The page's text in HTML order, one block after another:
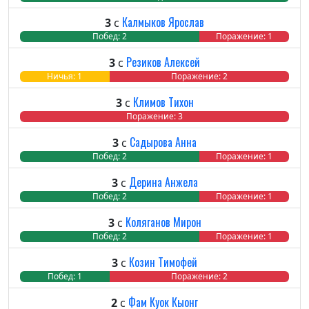
3 с Калмыков Ярослав
Побед: 2 Ничья: 0
Поражение: 1
3 с Резиков Алексей
Побед: 0Ничья: 1 Поражение: 2
3с Климов Тихон
Побед: 0
Ничья: 0 Поражение: 3
3 с Садырова Анна
Побед: 2 Ничья: 0
Поражение: 1
3с Дерина Анжела
Побед: 2 Ничья: 0
Поражение: 1
3с Коляганов Мирон
Побед: 2 Ничья: 0
Поражение: 1
3 с Козин Тимофей
Побед: 1 Поражение: 2
2 с Фам Куок Кыонг